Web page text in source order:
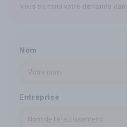
Nous traitons votre demande
Nom
Entreprise